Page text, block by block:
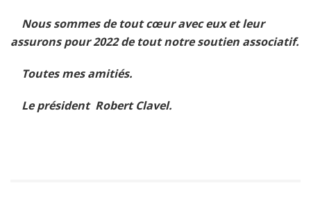
Nous sommes de tout cœur avec eux et leur
assurons pour 2022 de tout notre soutien associatif.
Toutes mes amitiés.
Le président Robert Clavel.